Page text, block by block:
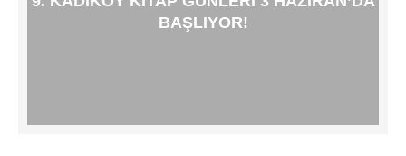
BAŞLIYOR!